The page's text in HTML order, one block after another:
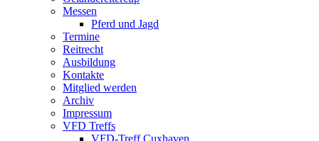
Messen
Pferd und Jagd
Termine
Reitrecht
Ausbildung
Kontakte
Mitglied werden
Archiv
Impressum
VFD Treffs
VFD-Treff Cuxhaven